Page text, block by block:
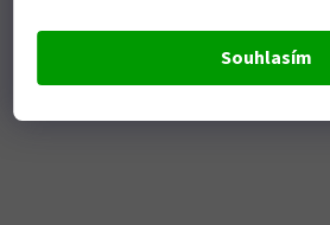
Souhlasím